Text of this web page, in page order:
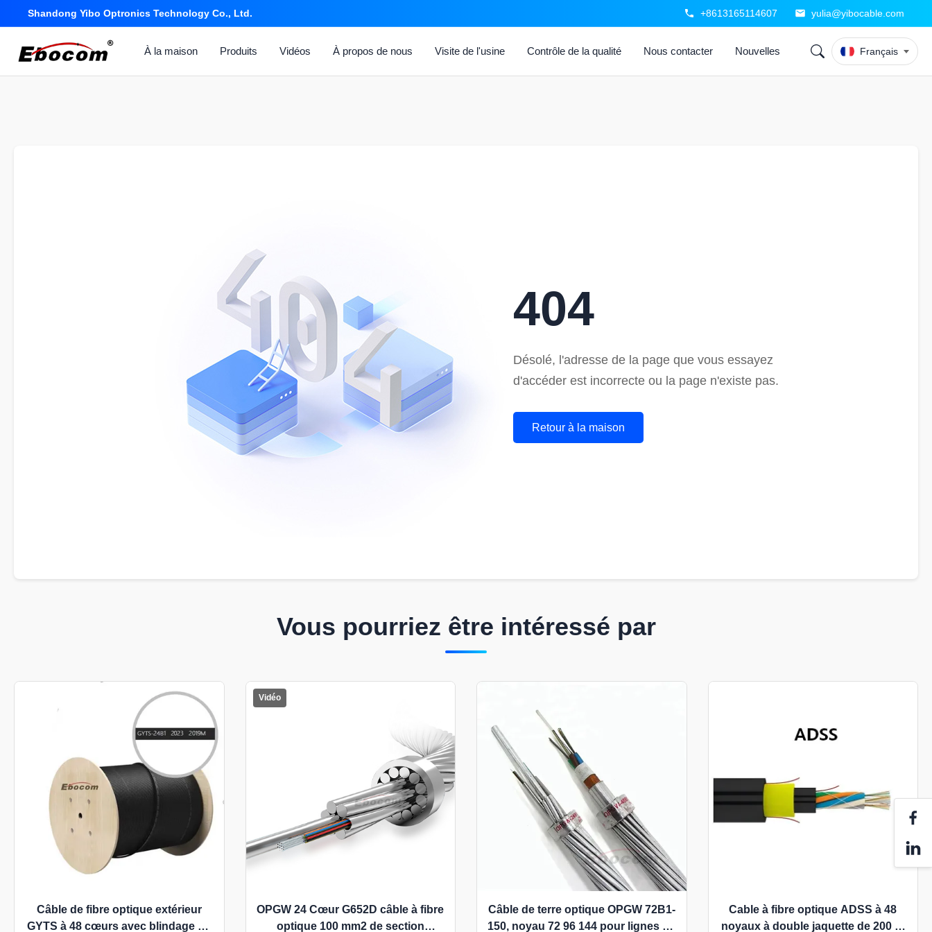
Shandong Yibo Optronics Technology Co., Ltd. +8613165114607 yulia@yibocable.com
À la maison Produits Vidéos À propos de nous Visite de l'usine Contrôle de la qualité Nous contacter Nouvelles Français
404
Désolé, l'adresse de la page que vous essayez
d'accéder est incorrecte ou la page n'existe pas.
Retour à la maison
Vous pourriez être intéressé par
Câble de fibre optique extérieur
GYTS à 48 cœurs avec blindage en
Vidéo
OPGW 24 Cœur G652D câble à fibre
optique 100 mm2 de section
Câble de terre optique OPGW 72B1-
150, noyau 72 96 144 pour lignes de
Cable à fibre optique ADSS à 48
noyaux à double jaquette de 200 m